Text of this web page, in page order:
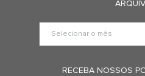
RECEBA NOSSOS